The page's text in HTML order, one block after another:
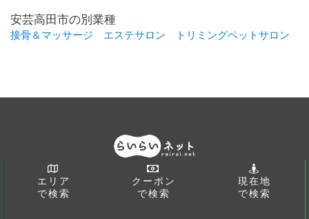
安芸高田市の別業種
接骨＆マッサージ エステサロン トリミングペットサロン
エリア
で検索
クーポン
で検索
現在地
で検索